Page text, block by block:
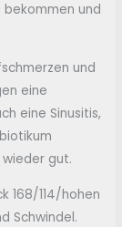
bekommen und
und
eine
eine Sinusitis,
gut.
168/114/hohen
Schwindel.